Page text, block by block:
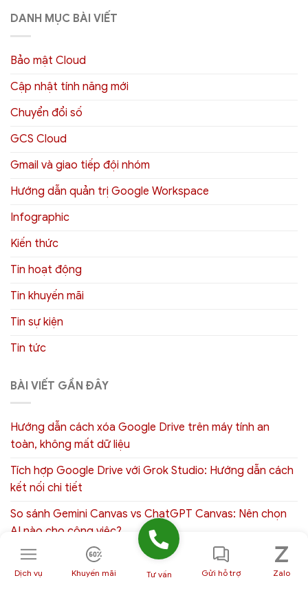
DANH MỤC BÀI VIẾT
Bảo mật Cloud
Cập nhật tính năng mới
Chuyển đổi số
GCS Cloud
Gmail và giao tiếp đội nhóm
Hướng dẫn quản trị Google Workspace
Infographic
Kiến thức
Tin hoạt động
Tin khuyến mãi
Tin sự kiện
Tin tức
BÀI VIẾT GẦN ĐÂY
Hướng dẫn cách xóa Google Drive trên máy tính an
toàn, không mất dữ liệu
Tích hợp Google Drive với Grok Studio: Hướng dẫn cách
kết nối chi tiết
So sánh Gemini Canvas vs ChatGPT Canvas: Nên chọn
AI nào cho công việc?
Cập nhật tính năng mới của Google Workspace trong
tuần 27/07 – 31/07/2026
Dịch vụ Khuyến mãi Tư vấn Gửi hỗ trợ Zalo